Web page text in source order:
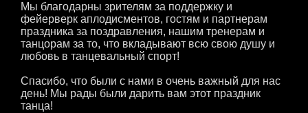
Мы благодарны зрителям за поддержку и
фейерверк аплодисментов, гостям и партнерам
праздника за поздравления, нашим тренерам и
танцорам за то, что вкладывают всю свою душу и
любовь в танцевальный спорт!
Спасибо, что были с нами в очень важный для нас
день! Мы рады были дарить вам этот праздник
танца!